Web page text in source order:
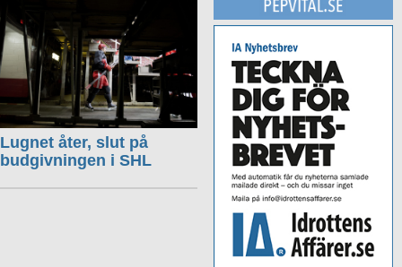
Lugnet åter, slut på
budgivningen i SHL